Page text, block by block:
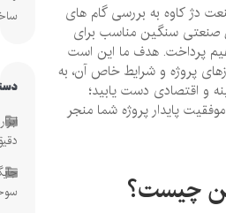
کاوه به بررسی گام های
سنگین مناسب برای
هدف ما این است
و شرایط خاص آن، به
دست یابید؛
پایدار پروژه شما منجر
ساختمان
دسته‌ها